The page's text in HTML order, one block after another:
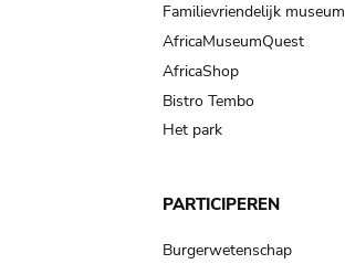
Familievriendelijk museum
AfricaMuseumQuest
AfricaShop
Bistro Tembo
Het park
PARTICIPEREN
Burgerwetenschap